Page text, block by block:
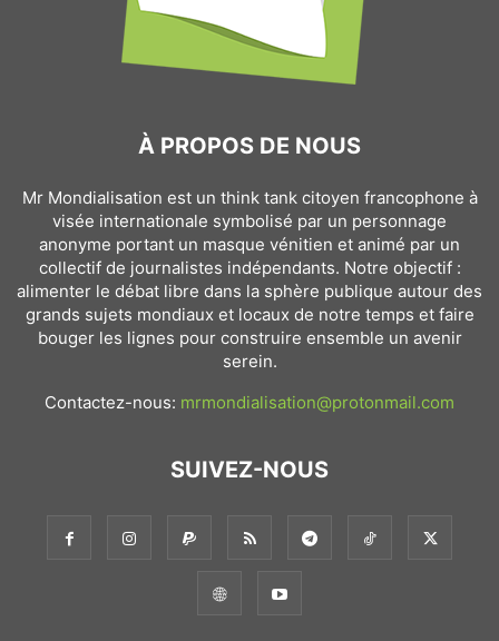
À PROPOS DE NOUS
Mr Mondialisation est un think tank citoyen francophone à
visée internationale symbolisé par un personnage
anonyme portant un masque vénitien et animé par un
collectif de journalistes indépendants. Notre objectif :
alimenter le débat libre dans la sphère publique autour des
grands sujets mondiaux et locaux de notre temps et faire
bouger les lignes pour construire ensemble un avenir
serein.
Contactez-nous: mrmondialisation@protonmail.com
SUIVEZ-NOUS